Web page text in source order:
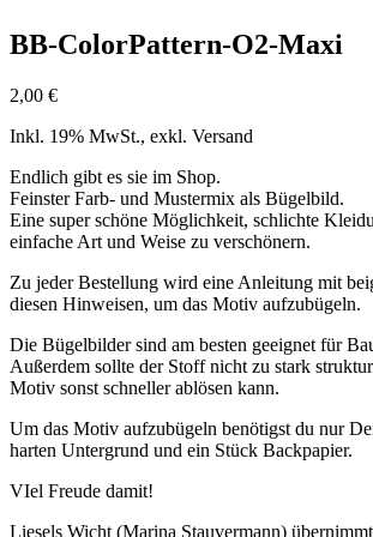
BB-ColorPattern-O2-Maxi
2,00 €
Inkl. 19% MwSt., exkl. Versand
Endlich gibt es sie im Shop.
Feinster Farb- und Mustermix als Bügelbild.
Eine super schöne Möglichkeit, schlichte
einfache Art und Weise zu verschönern.
Zu jeder Bestellung wird eine Anleitung mit
diesen Hinweisen, um das Motiv aufzubügeln.
Die Bügelbilder sind am besten geeignet für
Außerdem sollte der Stoff nicht zu stark
Motiv sonst schneller ablösen kann.
Um das Motiv aufzubügeln benötigst du nur
harten Untergrund und ein Stück Backpapier.
VIel Freude damit!
Liesels Wicht (Marina Stauvermann)